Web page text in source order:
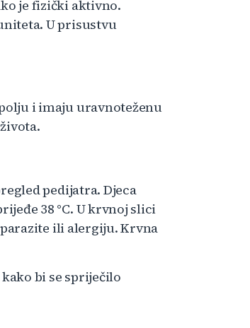
je fizički aktivno.
U prisustvu
i imaju uravnoteženu
pedijatra. Djeca
38 °C. U krvnoj slici
ili alergiju. Krvna
bi se spriječilo